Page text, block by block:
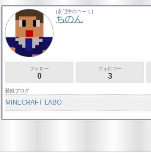
[参照中のユーザ]
ちのん
フォロー
0
フォロワー
3
登録ブログ
MINECRAFT LABO